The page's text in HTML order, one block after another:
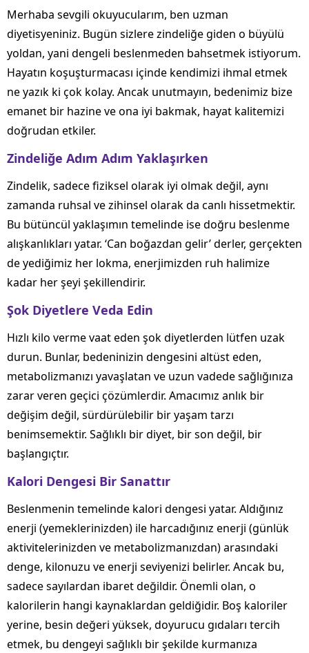
Merhaba sevgili okuyucularım, ben uzman
diyetisyeniniz. Bugün sizlere zindeliğe giden o büyülü
yoldan, yani dengeli beslenmeden bahsetmek istiyorum.
Hayatın koşuşturmacası içinde kendimizi ihmal etmek
ne yazık ki çok kolay. Ancak unutmayın, bedenimiz bize
emanet bir hazine ve ona iyi bakmak, hayat kalitemizi
doğrudan etkiler.
Zindeliğe Adım Adım Yaklaşırken
Zindelik, sadece fiziksel olarak iyi olmak değil, aynı
zamanda ruhsal ve zihinsel olarak da canlı hissetmektir.
Bu bütüncül yaklaşımın temelinde ise doğru beslenme
alışkanlıkları yatar. ‘Can boğazdan gelir’ derler, gerçekten
de yediğimiz her lokma, enerjimizden ruh halimize
kadar her şeyi şekillendirir.
Şok Diyetlere Veda Edin
Hızlı kilo verme vaat eden şok diyetlerden lütfen uzak
durun. Bunlar, bedeninizin dengesini altüst eden,
metabolizmanızı yavaşlatan ve uzun vadede sağlığınıza
zarar veren geçici çözümlerdir. Amacımız anlık bir
değişim değil, sürdürülebilir bir yaşam tarzı
benimsemektir. Sağlıklı bir diyet, bir son değil, bir
başlangıçtır.
Kalori Dengesi Bir Sanattır
Beslenmenin temelinde kalori dengesi yatar. Aldığınız
enerji (yemeklerinizden) ile harcadığınız enerji (günlük
aktivitelerinizden ve metabolizmanızdan) arasındaki
denge, kilonuzu ve enerji seviyenizi belirler. Ancak bu,
sadece sayılardan ibaret değildir. Önemli olan, o
kalorilerin hangi kaynaklardan geldiğidir. Boş kaloriler
yerine, besin değeri yüksek, doyurucu gıdaları tercih
etmek, bu dengeyi sağlıklı bir şekilde kurmanıza